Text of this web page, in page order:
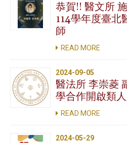
恭賀!! 醫文所
114學年度臺北
師
READ MORE
2024-09-05
醫法所 李崇菱
學合作開啟類
READ MORE
2024-05-29